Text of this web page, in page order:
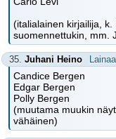
(italialainen kirjailija,
suomennettukin, mm.
35. Juhani Heino Lainaa
Candice Bergen
Edgar Bergen
Polly Bergen
(muutama muukin
vähäinen)